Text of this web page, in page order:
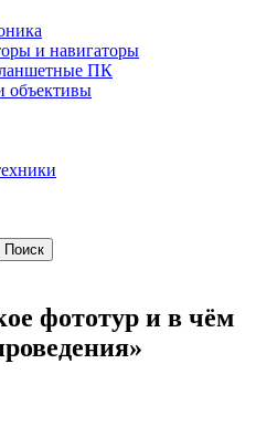
и навигаторы
ПК
объективы
Поиск
фототур и в чём